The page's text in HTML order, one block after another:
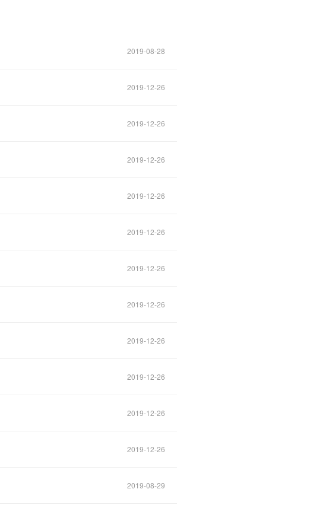
2019-08-28
2019-12-26
2019-12-26
2019-12-26
2019-12-26
2019-12-26
2019-12-26
2019-12-26
2019-12-26
2019-12-26
2019-12-26
2019-12-26
2019-08-29